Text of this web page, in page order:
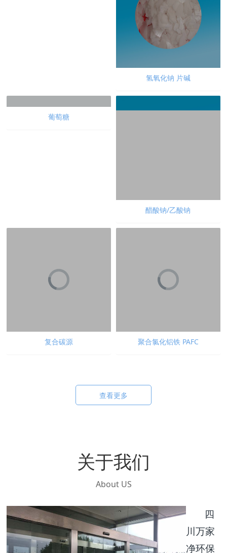
氢氧化钠 片碱
醋酸钠/乙酸钠
复合碳源 聚合氯化铝铁 PAFC
查看更多
关于我们
About US
四
川万家
净环保